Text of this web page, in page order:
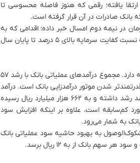
نیز نسبت کفایت سرمایه با رشد ۵۰ درصدی از ۲ به ۳ درصد ارتقا یافته؛ رقمی که هنوز فاصله محسوسی تا
افزایش سرمایه «وبصادر» تا سقف ۱۰۰ هزار میلیارد تومان در نیمه دوم امسال خبر داده؛ اقدامی که به
گفته او «بانک صادرات ایران را به بانک جامع تبدیل خواهد کرد» و زمینه را برای رسیدن به نسبت کفایت سرمایه بالای ۵ درصد تا پایان سال
تصویر درآمدی بانک صادرات ایران در نیمه نخست سال ۱۴۰۴ نیز نشان از جهش قابل توجه دارد. مجموع درآمدهای عملیاتی بانک با رشد ۵۷
بر قدرتمندتر شدن موتور درآمدزایی بانک است. درآمد
تسهیلات اعطایی که ستون اصلی درآمدهای بانکی است، در نیمه نخست امسال ۴۴ درصد رشد داشته و به ۶۶۲ هزار میلیارد ریال رسیده
رکورد کم‌سابقه است، علاوه بر اینکه افزایش سود
به شمار می‌رود.
کنترل هزینه مطالبات مشکوک‌الوصول به بهبود حاشیه سود عملیاتی بانک